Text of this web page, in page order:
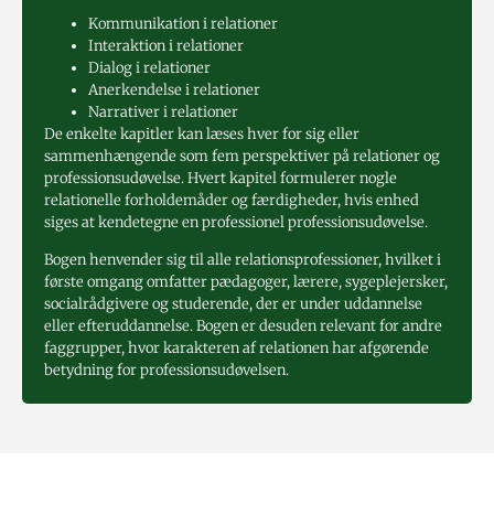
Kommunikation i relationer
Interaktion i relationer
Dialog i relationer
Anerkendelse i relationer
Narrativer i relationer
De enkelte kapitler kan læses hver for sig eller
sammenhængende som fem perspektiver på relationer og
professionsudøvelse. Hvert kapitel formulerer nogle
relationelle forholdemåder og færdigheder, hvis enhed
siges at kendetegne en professionel professionsudøvelse.
Bogen henvender sig til alle relationsprofessioner, hvilket i
første omgang omfatter pædagoger, lærere, sygeplejersker,
socialrådgivere og studerende, der er under uddannelse
eller efteruddannelse. Bogen er desuden relevant for andre
faggrupper, hvor karakteren af relationen har afgørende
betydning for professionsudøvelsen.